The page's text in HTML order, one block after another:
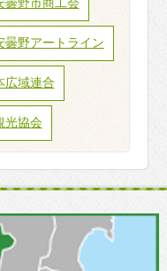
曇野市商工会
曇野アートライン
広域連合
光協会